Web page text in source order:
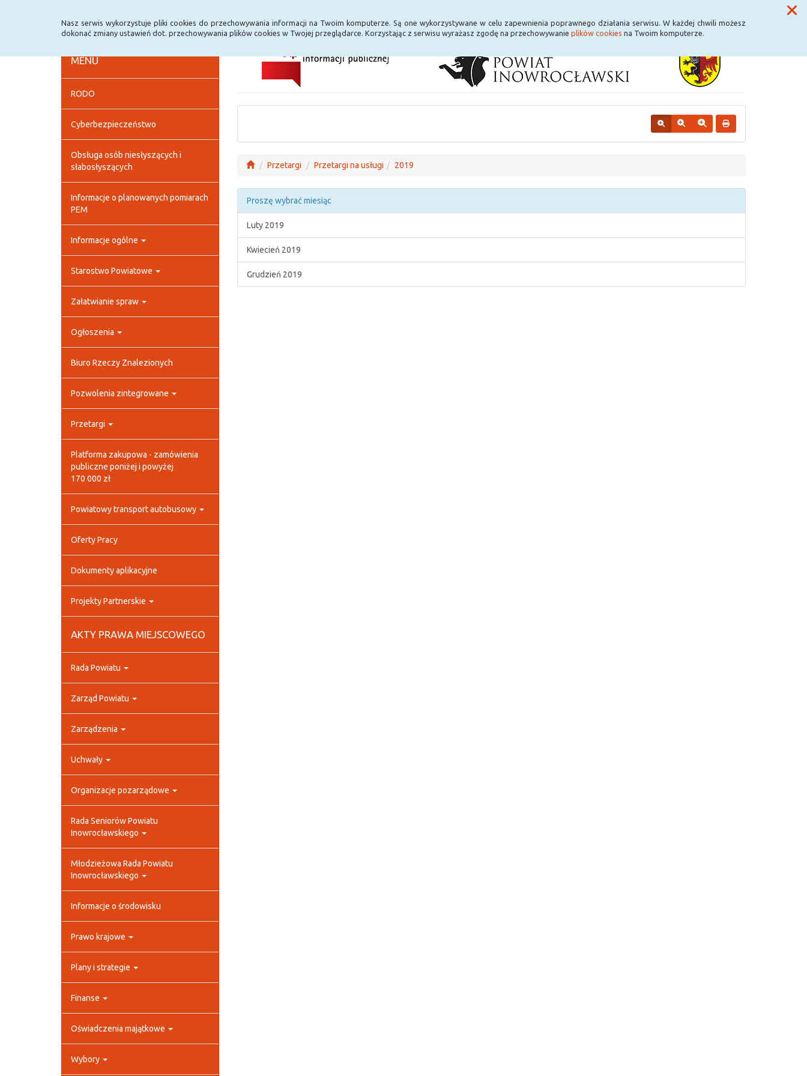
Nasz serwis wykorzystuje pliki cookies do przechowywania informacji na Twoim komputerze. Są one wykorzystywane w celu zapewnienia poprawnego działania serwisu. W każdej chwili możesz
dokonać zmiany ustawień dot. przechowywania plików cookies w Twojej przeglądarce. Korzystając z serwisu wyrażasz zgodę na przechowywanie plików cookies na Twoim komputerze.
MENU
RODO
Cyberbezpieczeństwo
Obsługa osób niesłyszących i
słabosłyszących
Informacje o planowanych pomiarach
PEM
Informacje ogólne
Starostwo Powiatowe
Załatwianie spraw
Ogłoszenia
Biuro Rzeczy Znalezionych
Pozwolenia zintegrowane
Przetargi
Platforma zakupowa - zamówienia
publiczne poniżej i powyżej
170 000 zł
Powiatowy transport autobusowy
Oferty Pracy
Dokumenty aplikacyjne
Projekty Partnerskie
AKTY PRAWA MIEJSCOWEGO
Rada Powiatu
Zarząd Powiatu
Zarządzenia
Uchwały
Organizacje pozarządowe
Rada Seniorów Powiatu
Inowrocławskiego
Młodzieżowa Rada Powiatu
Inowrocławskiego
Informacje o środowisku
Prawo krajowe
Plany i strategie
Finanse
Oświadczenia majątkowe
Wybory
Przetargi Przetargi na usługi 2019
Proszę wybrać miesiąc
Luty 2019
Kwiecień 2019
Grudzień 2019